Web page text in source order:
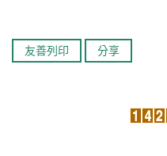
防疫在家學習專區
友善列印 分享